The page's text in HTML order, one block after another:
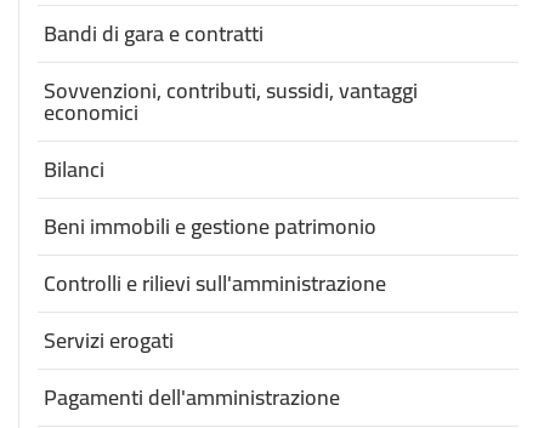
Bandi di gara e contratti
Sovvenzioni, contributi, sussidi, vantaggi
economici
Bilanci
Beni immobili e gestione patrimonio
Controlli e rilievi sull'amministrazione
Servizi erogati
Pagamenti dell'amministrazione